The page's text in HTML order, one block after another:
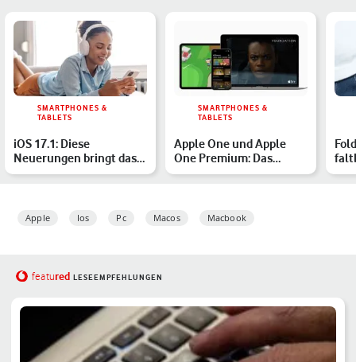
SMARTPHONES &
TABLETS
iOS 17.1: Diese
Neuerungen bringt das
Update auf Dein iPhone
SMARTPHONES &
TABLETS
Apple One und Apple
One Premium: Das
musst Du über das
Apple Ios Pc Macos Macbook
featured LESEEMPFEHLUNGEN